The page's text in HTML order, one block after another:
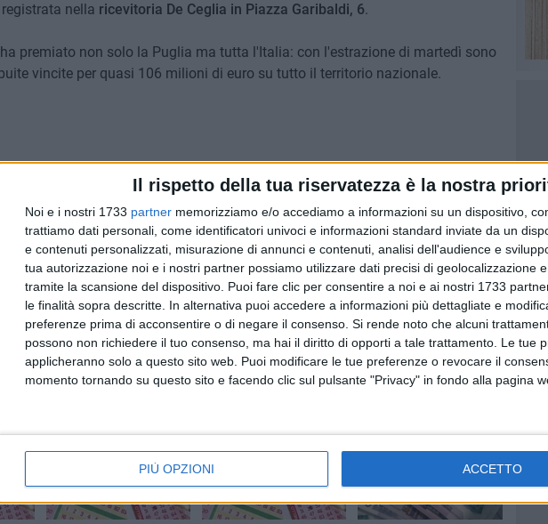
Il rispetto della tua riservatezza è la nostra
Noi e i nostri 1733 partner memorizziamo e/o accediamo a informazioni su un dispositivo,
trattiamo dati personali, come identificatori univoci e informazioni standard inviate da un
e contenuti personalizzati, misurazione di annunci e contenuti, analisi dell'audience e
tua autorizzazione noi e i nostri partner possiamo utilizzare dati precisi di geolocalizzazione
tramite la scansione del dispositivo. Puoi fare clic per consentire a noi e ai nostri 1733
le finalità sopra descritte. In alternativa puoi accedere a informazioni più dettagliate e
preferenze prima di acconsentire o di negare il consenso. Si rende noto che alcuni
possono non richiedere il tuo consenso, ma hai il diritto di opporti a tale trattamento. Le tue
applicheranno solo a questo sito web. Puoi modificare le tue preferenze o revocare il
momento tornando su questo sito e facendo clic sul pulsante "Privacy" in fondo alla pagina
PIÙ OPZIONI ACCETTO
nella ricevitoria De Ceglia in Piazza Garibaldi, 6.
ha premiato non solo la Puglia ma tutta l'Italia: con l'estrazione di martedì sono
vincite per quasi 106 milioni di euro su tutto il territorio nazionale.
2026
nazionale alla Guardia
di Molfetta per
contro la pesca dei
di mare del 2025
7 AGOSTO 2026
Piano Sociale di Zona, oltre 7
milioni di euro l'anno per i servizi
sociali: ecco le priorità del
triennio
1